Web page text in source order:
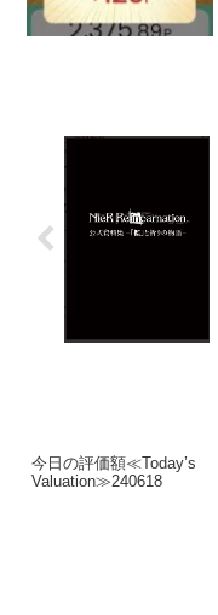
今日の評価額≪Today’s
Valuation≫240618